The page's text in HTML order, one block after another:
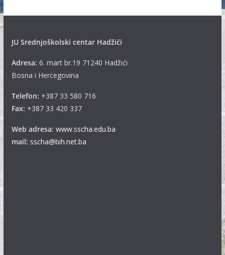
JU Srednjoškolski centar Hadžići
Adresa: 6. mart br.19 71240 Hadžići
Bosna i Hercegovina
Telefon: +387 33 580 716
Fax: +387 33 420 337
Web adresa: www.sscha.edu.ba
mail: sscha@bih.net.ba